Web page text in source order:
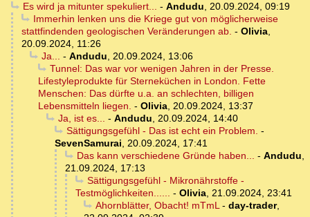
Es wird ja mitunter spekuliert... - Andudu, 20.09.2024, 09:19
Immerhin lenken uns die Kriege gut von möglicherweise
stattfindenden geologischen Veränderungen ab. - Olivia,
20.09.2024, 11:26
Ja... - Andudu, 20.09.2024, 13:06
Tunnel: Das war vor wenigen Jahren in der Presse.
Lifestyleprodukte für Sterneküchen in London. Fette
Menschen: Das dürfte u.a. an schlechten, billigen
Lebensmitteln liegen. - Olivia, 20.09.2024, 13:37
Ja, ist es... - Andudu, 20.09.2024, 14:40
Sättigungsgefühl - Das ist echt ein Problem. -
SevenSamurai, 20.09.2024, 17:41
Das kann verschiedene Gründe haben... - Andudu,
21.09.2024, 17:13
Sättigungsgefühl - Mikronährstoffe -
Testmöglichkeiten...... - Olivia, 21.09.2024, 23:41
Ahornblätter, Obacht! mTmL- day-trader,